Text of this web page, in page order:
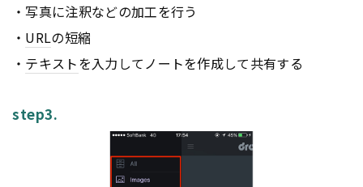
・写真に注釈などの加工を行う
・ URLの短縮
・ テキストを入力してノートを作成して共有する
step3.